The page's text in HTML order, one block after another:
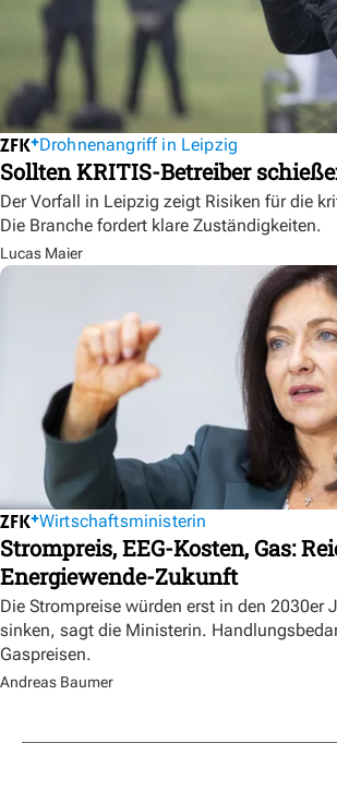
Drohnenangriff in Leipzig
Sollten KRITIS-Betreiber
Der Vorfall in Leipzig zeigt Risiken für die
Die Branche fordert klare Zuständigkeiten.
Lucas Maier
Wirtschaftsministerin
Strompreis, EEG-Kosten, Gas:
Energiewende-Zukunft
Die Strompreise würden erst in den 2030er
sinken, sagt die Ministerin.
Gaspreisen.
Andreas Baumer